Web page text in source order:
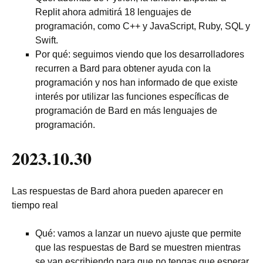
Replit ahora admitirá 18 lenguajes de
programación, como C++ y JavaScript, Ruby, SQL y
Swift.
Por qué: seguimos viendo que los desarrolladores
recurren a Bard para obtener ayuda con la
programación y nos han informado de que existe
interés por utilizar las funciones específicas de
programación de Bard en más lenguajes de
programación.
2023.10.30
Las respuestas de Bard ahora pueden aparecer en
tiempo real
Qué: vamos a lanzar un nuevo ajuste que permite
que las respuestas de Bard se muestren mientras